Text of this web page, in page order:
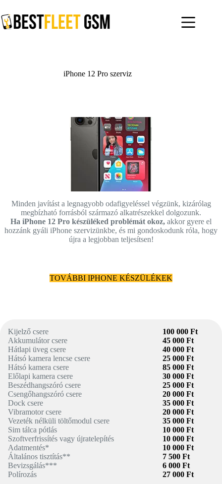
to
content
iPhone 12 Pro szerviz
Minden javítást a legnagyobb odafigyeléssel végzünk, kizárólag
megbízható forrásból származó alkatrészekkel dolgozunk.
Ha iPhone 12 Pro készüléked problémát okoz, akkor gyere el
hozzánk gyáli iPhone szervizünkbe, és mi gondoskodunk róla, hogy
újra a legjobban teljesítsen!
TOVÁBBI IPHONE KÉSZÜLÉKEK
Kijelző csere
Akkumulátor csere
Hátlapi üveg csere
Hátsó kamera lencse csere
Hátsó kamera csere
Előlapi kamera csere
Beszédhangszóró csere
Csengőhangszóró csere
Dock csere
Vibramotor csere
Vezeték nélküli töltőmodul csere
Sim tálca pótlás
Szoftverfrissítés vagy újratelepítés
Adatmentés*
Általános tisztítás**
Bevizsgálás***
Polírozás
100 000 Ft
45 000 Ft
40 000 Ft
25 000 Ft
85 000 Ft
30 000 Ft
25 000 Ft
20 000 Ft
35 000 Ft
20 000 Ft
35 000 Ft
10 000 Ft
10 000 Ft
10 000 Ft
7 500 Ft
6 000 Ft
27 000 Ft